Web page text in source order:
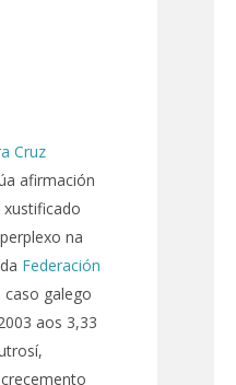
Cruz
afirmación
na
Federación
galego
aos 3,33